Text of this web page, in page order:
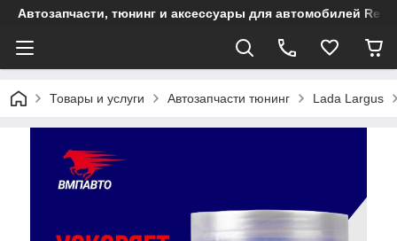
Автозапчасти, тюнинг и аксессуары для автомобилей
Товары и услуги Автозапчасти тюнинг Lada Largus